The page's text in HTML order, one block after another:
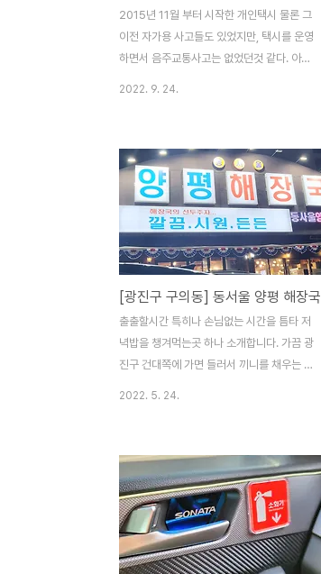
2015년 11월 부터 시작한 개인택시 물론 그
이전 자가용 사고들도 있었지만, 택시를 운영
하면서 음주교통사고는 없었던것 같다. 아래
고를 당했다. - 폐차를 했으며, 손해가 이만
저만이 아니였다. 2. 2019년 10월 19일 성
북구청 음주사고 - 금요일 자정쯤 성북구청
뒷쪽에서 음주차량에 사고 - 측면 추돌 충격
으로 반대차선 밀린 사고 - 1차 음주사고후
신규차량 구입후 얼마 안지나 사고, 300여만
원 수리. 3. 2022년 9월 21일 개나리아파트
앞 음주사고 - 0시 58분경 서울 강남 개나리
아파트앞 교차로 브레이크 없..
2022. 9. 24.
[광진구 구의동] 동서울 양평 해장국
출출할시간 특히나 손님없는 시간을 틈타 저
녁밥을 챙겨먹는곳 하나 소개합니다. 가끔 광
진구 건대쪽에 가면 들러서 끼니를 채우는 장
들 천천히 푸짐히 한끼 해결하고 가시기 바랍
니다. 2022-05-20
2022. 5. 24.